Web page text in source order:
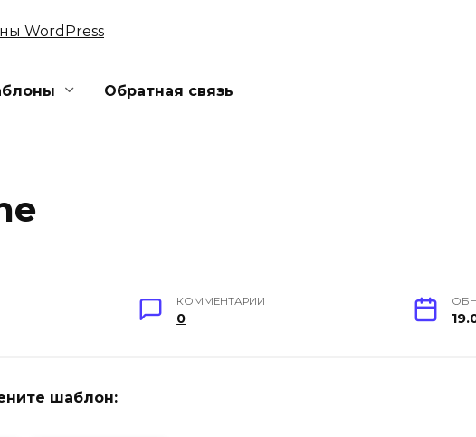
Обратная связь
КОММЕНТАРИИ
0
шаблон: